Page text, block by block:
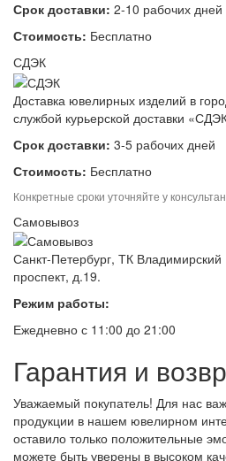
Срок доставки: 2-10 рабочих дней
Стоимость: Бесплатно
СДЭК
Доставка ювелирных изделий в
службой курьерской доставки
Срок доставки: 3-5 рабочих дней
Стоимость: Бесплатно
Конкретные сроки уточняйте у
Самовывоз
Санкт-Петербург, ТК
проспект, д.19.
Режим работы:
Ежедневно с 11:00 до 21:00
Гарантия и
Уважаемый покупатель! Для нас
продукции в нашем ювелирном
оставило только положительные
можете быть уверены в высоком